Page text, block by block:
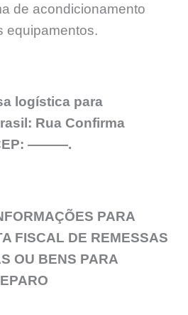
de acondicionamento
equipamentos.
logística para
Rua Confirma
———.
PARA
FISCAL DE REMESSAS
OU BENS PARA